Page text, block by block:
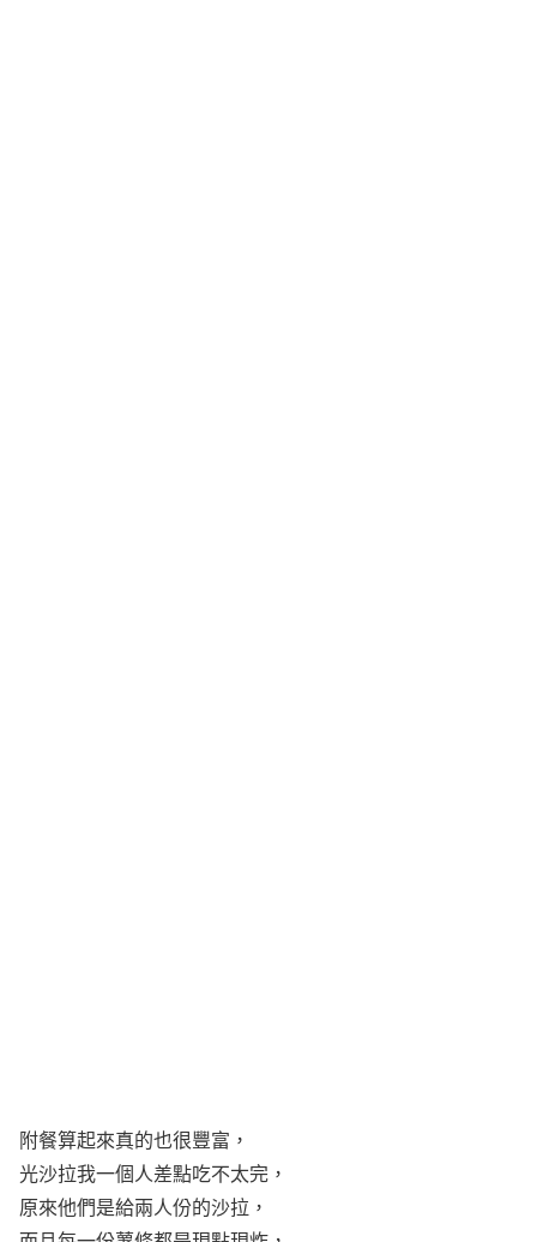
附餐算起來真的也很豐富，
光沙拉我一個人差點吃不太完，
原來他們是給兩人份的沙拉，